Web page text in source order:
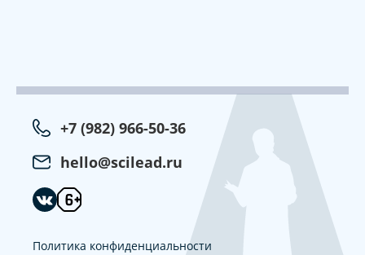
+7 (982) 966-50-36
hello@scilead.ru
Политика конфиденциальности